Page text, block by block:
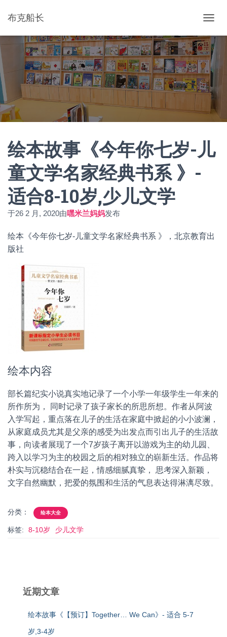
布克船长
换
导
航
绘本故事《今年你七岁-儿
童文学名家经典书系 》-
适合8-10岁,少儿文学
于26 2 月, 2020由嘿米兰妈妈发布
绘本《今年你七岁-儿童文学名家经典书系 》，北京教育出
版社
绘本内容
部长篇纪实小说真实地记录了一个小学一年级学生一年来的
所作所为， 同时记录了孩子家长的所思所想。作者从阿波
入学写起，重点落在儿子的生活在家庭中掀起的小小波澜，
从家庭成员尤其是父亲的感受为出发点而引出儿子的生活故
事，向读者展现了一个7岁孩子离开以游戏为主的幼儿园、
跨入以学习为主的校园之后的相对独立的崭新生活。作品将
朴实与沉稳结合在一起，情感细腻真挚， 思考深入新颖，
文字自然幽默，把爱的氛围和生活的气息表达得淋漓尽致。
分类： 绘本大全
标签: 8-10岁 少儿文学
近期文章
绘本故事《【预订】Together… We Can》- 适合 5-7
岁,3-4岁